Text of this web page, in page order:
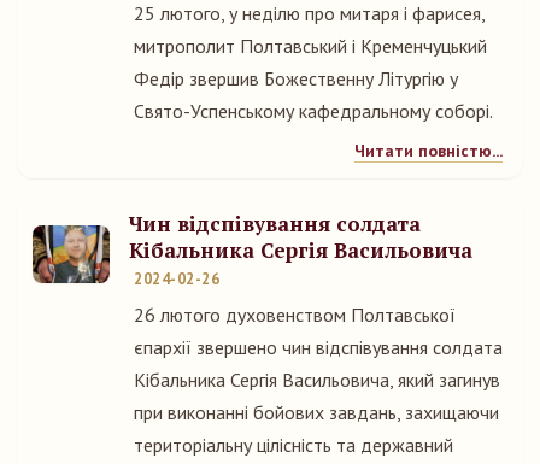
25 лютого, у неділю про митаря і фарисея,
митрополит Полтавський і Кременчуцький
Федір звершив Божественну Літургію у
Свято-Успенському кафедральному соборі.
Читати повністю...
Чин відспівування солдата
Кібальника Сергія Васильовича
2024-02-26
26 лютого духовенством Полтавської
єпархії звершено чин відспівування солдата
Кібальника Сергія Васильовича, який загинув
при виконанні бойових завдань, захищаючи
територіальну цілісність та державний